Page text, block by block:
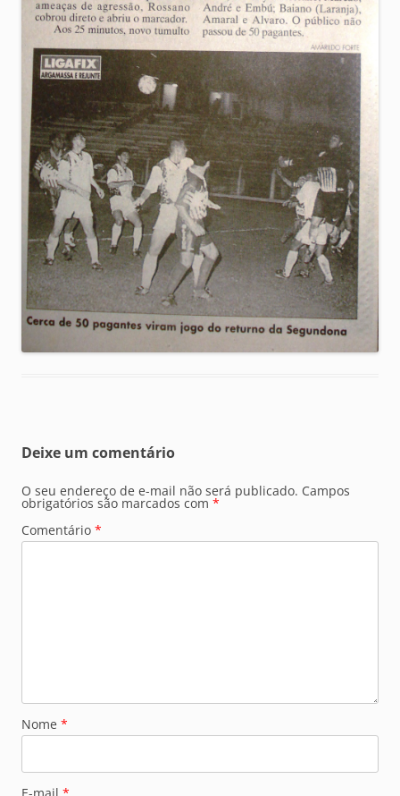
Deixe um comentário
O seu endereço de e-mail não será publicado. Campos
obrigatórios são marcados com *
Comentário *
Nome *